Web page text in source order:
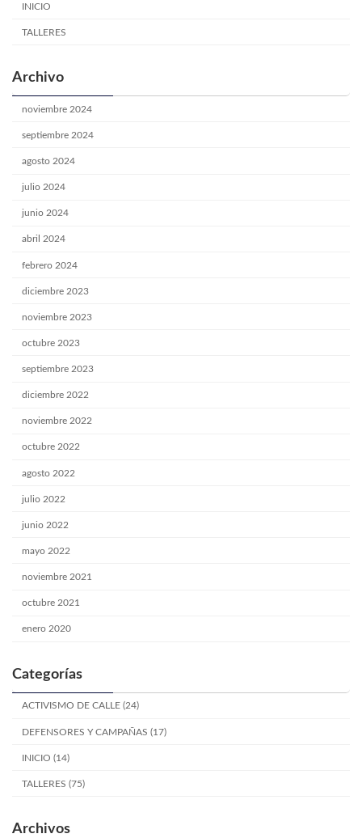
INICIO
TALLERES
Archivo
noviembre 2024
septiembre 2024
agosto 2024
julio 2024
junio 2024
abril 2024
febrero 2024
diciembre 2023
noviembre 2023
octubre 2023
septiembre 2023
diciembre 2022
noviembre 2022
octubre 2022
agosto 2022
julio 2022
junio 2022
mayo 2022
noviembre 2021
octubre 2021
enero 2020
Categorías
ACTIVISMO DE CALLE (24)
DEFENSORES Y CAMPAÑAS (17)
INICIO (14)
TALLERES (75)
Archivos